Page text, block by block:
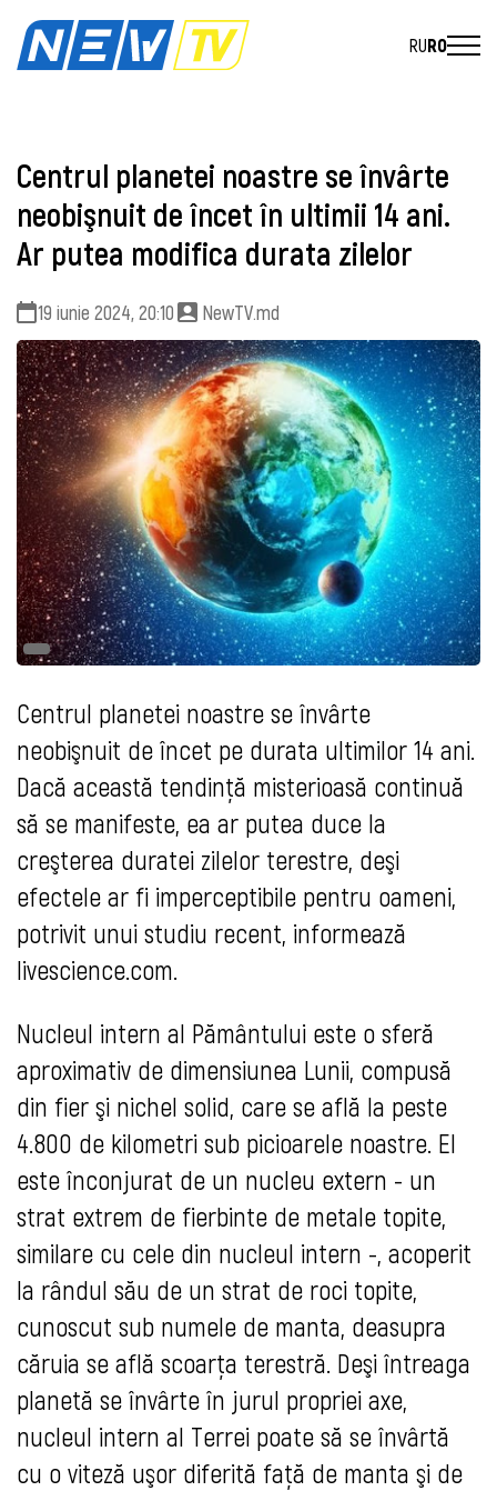
RURO
Centrul planetei noastre se învârte
neobişnuit de încet în ultimii 14 ani.
Ar putea modifica durata zilelor
19 iunie 2024, 20:10 NewTV.md
Centrul planetei noastre se învârte
neobişnuit de încet pe durata ultimilor 14 ani.
Dacă această tendinţă misterioasă continuă
să se manifeste, ea ar putea duce la
creşterea duratei zilelor terestre, deşi
efectele ar fi imperceptibile pentru oameni,
potrivit unui studiu recent, informează
livescience.com.
Nucleul intern al Pământului este o sferă
aproximativ de dimensiunea Lunii, compusă
din fier şi nichel solid, care se află la peste
4.800 de kilometri sub picioarele noastre. El
este înconjurat de un nucleu extern - un
strat extrem de fierbinte de metale topite,
similare cu cele din nucleul intern -, acoperit
la rândul său de un strat de roci topite,
cunoscut sub numele de manta, deasupra
căruia se află scoarţa terestră. Deşi întreaga
planetă se învârte în jurul propriei axe,
nucleul intern al Terrei poate să se învârtă
cu o viteză uşor diferită faţă de manta şi de